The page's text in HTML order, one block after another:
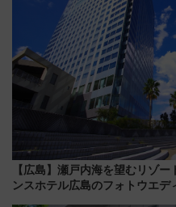
【広島】瀬戸内海を望むリゾ
ンスホテル広島のフォトウエ